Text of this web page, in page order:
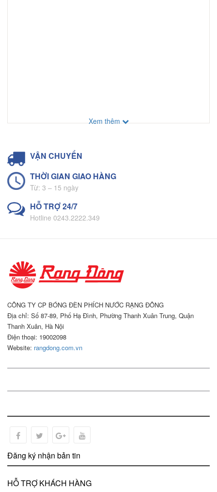
Xem thêm
VẬN CHUYỂN
THỜI GIAN GIAO HÀNG
Từ: 3 – 15 ngày
HỖ TRỢ 24/7
Hotline 0243.2222.349
CÔNG TY CP BÓNG ĐÈN PHÍCH NƯỚC RẠNG ĐÔNG
Địa chỉ: Số 87-89, Phố Hạ Đình, Phường Thanh Xuân Trung, Quận
Thanh Xuân, Hà Nội
Điện thoại: 19002098
Website: rangdong.com.vn
Đăng ký nhận bản tin
HỖ TRỢ KHÁCH HÀNG